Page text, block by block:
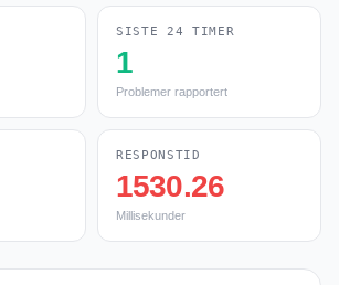
SISTE 24 TIMER
1
Problemer rapportert
RESPONSTID
1530.26
Millisekunder